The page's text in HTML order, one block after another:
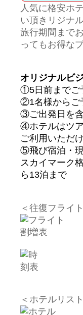
人気に格安ホ
い頂きリジナ
旅行期間まで
ってもお得な
オリジナルビ
①5日前までご
②1名様からご
③ご出発日を
④ホテルはツ
ご利用いただけ
⑤飛び宿泊・現
スカイマーク
ら13泊まで
＜往復フライ
＜ホテルリス